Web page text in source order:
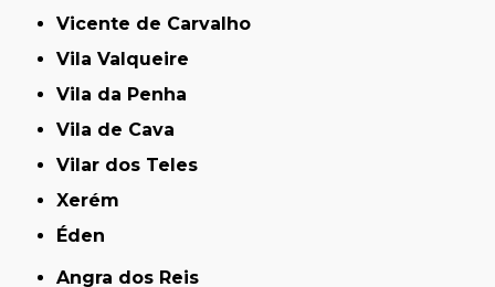
Vicente de Carvalho
Vila Valqueire
Vila da Penha
Vila de Cava
Vilar dos Teles
Xerém
Éden
Angra dos Reis